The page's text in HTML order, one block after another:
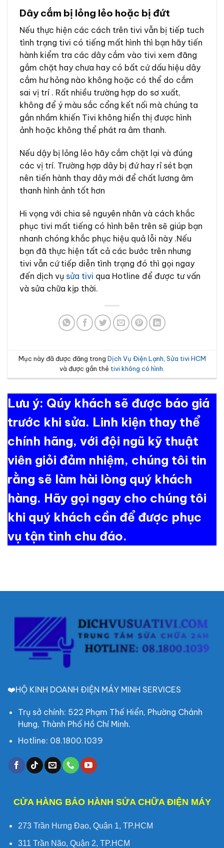
Dây cắm bị lỏng lẻo hoặc bị đứt
Nếu thực hiện các cách trên tivi vẫn bị tiếp tuch
tình trạng tivi có tiếng mất hình thì bạn hãy tiến
hành kiểm tra các dây cắm vào tivi xem đãng
gắm chặt hay chưa hay có bất cứ dấu hiệu dây
cắm hư hỏng nào không hoặc có thể do cắm
sai vị trí . Rất nhiều trường hợp do sơ xuất,
không để ý màu sắc cổng kết nối mà chúng ta
gắn nhầm khiến Tivi không hiển thị được hình
ảnh hoặc không thể phát ra âm thanh.
Nếu dậy bị lỏng lẻo hãy cắm chặt lại và đúng
các vị trí. Trường hợp dây bị đứ hay rỉ sét bạn
nên tiến hành thay dây mới để chất lương âm
thanh hình ảnh tốt hơn
Hi vọng với chia sẻ nguyên nhân và cách khắc
phục tivi mất tiếng có hình bên trên sẽ giúp bạn
nhanh chóng khắc phục hiệu quả lỗi này .Nếu
bạn đã thực hiện tất cả các bước trên nhưng
tivi vẫn cứ tiếp diễn tình trạng đó thì gọi ngay
đến dịch vụ sửa tivi qua Hotline để được tư vấn
và sửa chữa kịp thời.
Mục này đã được đăng trong Dịch Vụ Điện Lạnh Sửa tivi HCM
và được gắn thẻ tivi không có hình
Lưu ý: Qúy khách sẽ được báo giá
trước khi sửa. Linh kiện thay thể
chính hãng, với đội ngũ kỹ thuật
viên giỏi đảm nhiệm, chúng tôi tin
rằng sẽ làm hài lòng quý khách
hàng. Hãy gọi ngay cho chúng tôi
khi quý khách cần để được phục
vụ tận tình chu đáo.
❤️HỘ KINH DOANH ĐIỆN MÁY MINH SERVICES
Trụ sở chính: 522 Phạm Thế Hiển, Phường Chánh
Hưng, Thành Phố Hồ Chí Minh.
Hotline: 08.1800.1039
CỬA HÀNG BẢO HÀNH SỬA CHỮA ĐIỆN MÁY
273 Trần Hưng Đạo, Quận 1, TP.HCM
311 Trần Não, Quận 2, TP.HCM